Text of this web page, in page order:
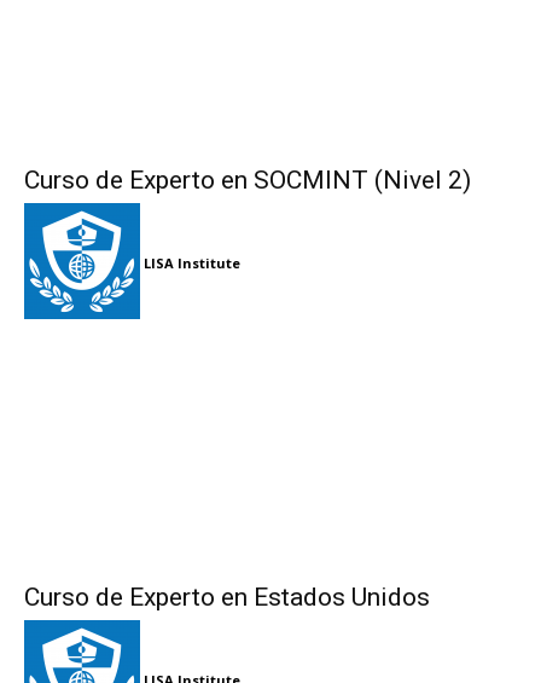
Curso de Experto en SOCMINT (Nivel 2)
LISA Institute
Curso de Experto en Estados Unidos